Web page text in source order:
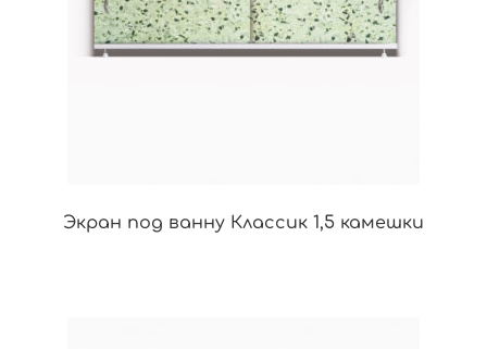
Экран под ванну Классик 1,5 камешки